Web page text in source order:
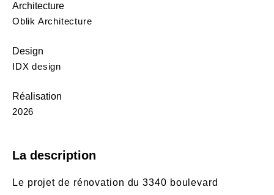
Architecture
Oblik Architecture
Design
IDX design
Réalisation
2026
La description
Le projet de rénovation du 3340 boulevard